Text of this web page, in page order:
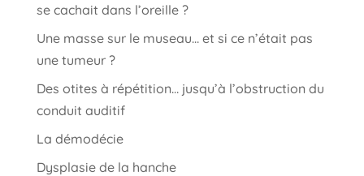
se cachait dans l’oreille ?
Une masse sur le museau… et si ce n’était pas
une tumeur ?
Des otites à répétition… jusqu’à l’obstruction du
conduit auditif
La démodécie
Dysplasie de la hanche